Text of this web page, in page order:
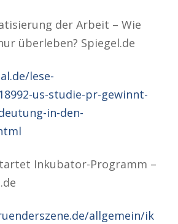
der Arbeit – Wie
überleben? Spiegel.de
lese-
us-studie-pr-gewinnt-
in-den-
Inkubator-Programm –
allgemein/ik